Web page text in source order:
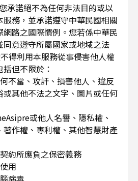
承諾絕不為任何非法目的或以
務，並承諾遵守中華民國相關
路之國際慣例。您若係中華民
同意遵守所屬國家或地域之法
得利用本服務從事侵害他人權
括但不限於：
不當、攻訐、損害他人、違反
或其他不法之文字、圖片或任何
或他人名譽、隱私權、
作權、專利權、其他智慧財產
約所應負之保密義務
用
病毒